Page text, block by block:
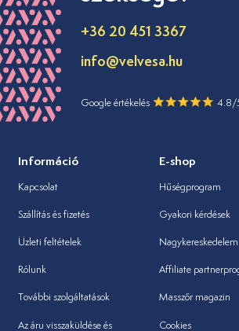
+36 20 451 3367
info@velvesa.hu
Google értékelés 4.8/
Információ
Kapcsolat
Szállítás és fizetés
Üzleti feltételek
Rólunk
További szolgáltatások
Az áru visszaküldése és
E-shop
Hűségprogram
Gyakori kérdések
Nagykereskedelem
Affiliate
Masszőr magazin
Cookies